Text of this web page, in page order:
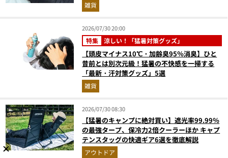
雑貨
2026/07/30 20:00
特集 涼しい！「猛暑対策グッズ」
【頭皮マイナス10℃・加齢臭95％消臭】ひと
昔前とは別次元級！猛暑の不快感を一掃する
「最新・汗対策グッズ」5選
雑貨
2026/07/30 08:30
【猛暑のキャンプに絶対買い】遮光率99.99％
の最強タープ、保冷力2倍クーラーほか キャプ
テンスタッグの快適ギア6選を徹底解説
アウトドア